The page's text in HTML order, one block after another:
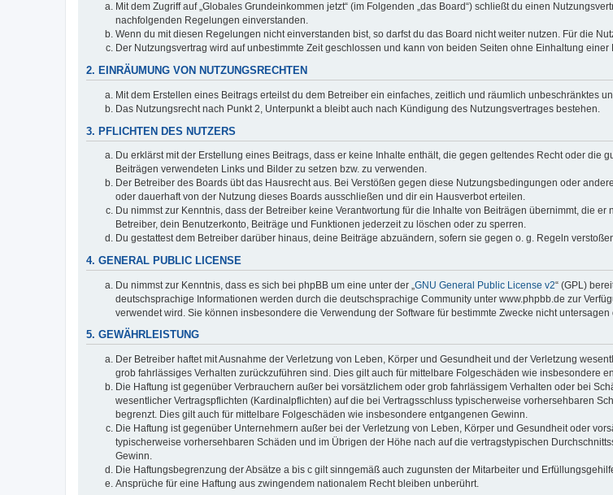
Mit dem Zugriff auf „Globales Grundeinkommen jetzt“ (im Folgenden „das Board“) schließt du einen
nachfolgenden Regelungen einverstanden.
Wenn du mit diesen Regelungen nicht einverstanden bist, so darfst du das Board nicht weiter nutzen. Für die
Der Nutzungsvertrag wird auf unbestimmte Zeit geschlossen und kann von beiden Seiten ohne Einhaltung
2. EINRÄUMUNG VON NUTZUNGSRECHTEN
Mit dem Erstellen eines Beitrags erteilst du dem Betreiber ein einfaches, zeitlich und räumlich unbeschränktes
Das Nutzungsrecht nach Punkt 2, Unterpunkt a bleibt auch nach Kündigung des Nutzungsvertrages bestehen.
3. PFLICHTEN DES NUTZERS
Du erklärst mit der Erstellung eines Beitrags, dass er keine Inhalte enthält, die gegen geltendes Recht oder die
Beiträgen verwendeten Links und Bilder zu setzen bzw. zu verwenden.
Der Betreiber des Boards übt das Hausrecht aus. Bei Verstößen gegen diese Nutzungsbedingungen oder
oder dauerhaft von der Nutzung dieses Boards ausschließen und dir ein Hausverbot erteilen.
Du nimmst zur Kenntnis, dass der Betreiber keine Verantwortung für die Inhalte von Beiträgen übernimmt, die
Betreiber, dein Benutzerkonto, Beiträge und Funktionen jederzeit zu löschen oder zu sperren.
Du gestattest dem Betreiber darüber hinaus, deine Beiträge abzuändern, sofern sie gegen o. g. Regeln
4. GENERAL PUBLIC LICENSE
Du nimmst zur Kenntnis, dass es sich bei phpBB um eine unter der „ GNU General Public License v2“ (GPL)
deutschsprachige Informationen werden durch die deutschsprachige Community unter www.phpbb.de zur
verwendet wird. Sie können insbesondere die Verwendung der Software für bestimmte Zwecke nicht
5. GEWÄHRLEISTUNG
Der Betreiber haftet mit Ausnahme der Verletzung von Leben, Körper und Gesundheit und der Verletzung
grob fahrlässiges Verhalten zurückzuführen sind. Dies gilt auch für mittelbare Folgeschäden wie insbesondere
Die Haftung ist gegenüber Verbrauchern außer bei vorsätzlichem oder grob fahrlässigem Verhalten oder bei
wesentlicher Vertragspflichten (Kardinalpflichten) auf die bei Vertragsschluss typischerweise vorhersehbaren
begrenzt. Dies gilt auch für mittelbare Folgeschäden wie insbesondere entgangenen Gewinn.
Die Haftung ist gegenüber Unternehmern außer bei der Verletzung von Leben, Körper und Gesundheit oder
typischerweise vorhersehbaren Schäden und im Übrigen der Höhe nach auf die vertragstypischen
Gewinn.
Die Haftungsbegrenzung der Absätze a bis c gilt sinngemäß auch zugunsten der Mitarbeiter und
Ansprüche für eine Haftung aus zwingendem nationalem Recht bleiben unberührt.